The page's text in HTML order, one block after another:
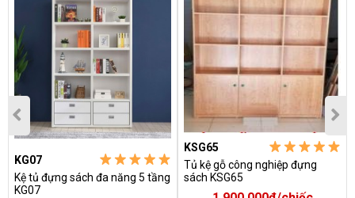
KG07
Kệ tủ đựng sách đa năng 5 tầng
KG07
KSG65
Tủ kệ gỗ công nghiệp đựng
sách KSG65